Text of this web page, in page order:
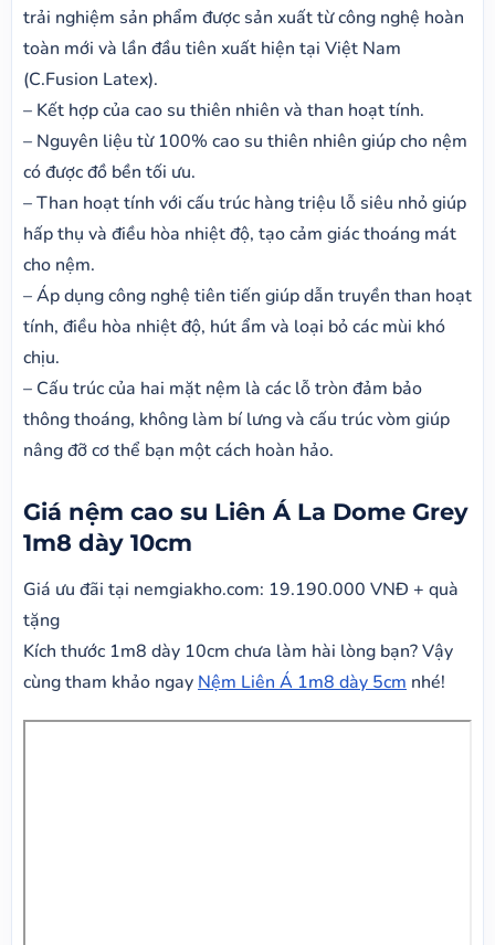
trải nghiệm sản phẩm được sản xuất từ công nghệ hoàn
toàn mới và lần đầu tiên xuất hiện tại Việt Nam
(C.Fusion Latex).
– Kết hợp của cao su thiên nhiên và than hoạt tính.
– Nguyên liệu từ 100% cao su thiên nhiên giúp cho nệm
có được đồ bền tối ưu.
– Than hoạt tính với cấu trúc hàng triệu lỗ siêu nhỏ giúp
hấp thụ và điều hòa nhiệt độ, tạo cảm giác thoáng mát
cho nệm.
– Áp dụng công nghệ tiên tiến giúp dẫn truyền than hoạt
tính, điều hòa nhiệt độ, hút ẩm và loại bỏ các mùi khó
chịu.
– Cấu trúc của hai mặt nệm là các lỗ tròn đảm bảo
thông thoáng, không làm bí lưng và cấu trúc vòm giúp
nâng đỡ cơ thể bạn một cách hoàn hảo.
Giá nệm cao su Liên Á La Dome Grey
1m8 dày 10cm
Giá ưu đãi tại nemgiakho.com: 19.190.000 VNĐ + quà
tặng
Kích thước 1m8 dày 10cm chưa làm hài lòng bạn? Vậy
cùng tham khảo ngay Nệm Liên Á 1m8 dày 5cm nhé!